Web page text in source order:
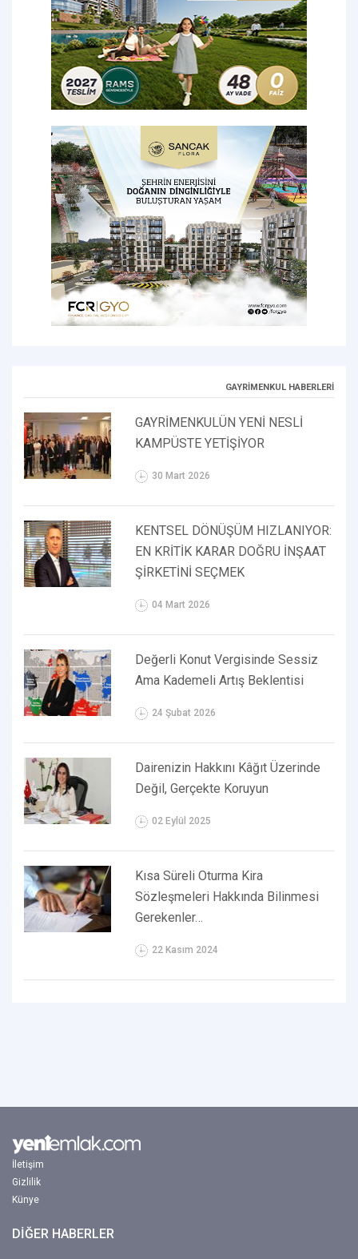
GAYRİMENKUL HABERLERİ
GAYRİMENKULÜN YENİ NESLİ
KAMPÜSTE YETİŞİYOR
30 Mart 2026
KENTSEL DÖNÜŞÜM HIZLANIYOR:
EN KRİTİK KARAR DOĞRU İNŞAAT
ŞİRKETİNİ SEÇMEK
04 Mart 2026
Değerli Konut Vergisinde Sessiz
Ama Kademeli Artış Beklentisi
24 Şubat 2026
Dairenizin Hakkını Kâğıt Üzerinde
Değil, Gerçekte Koruyun
02 Eylül 2025
Kısa Süreli Oturma Kira
Sözleşmeleri Hakkında Bilinmesi
Gerekenler…
22 Kasım 2024
İletişim
Gizlilik
Künye
DİĞER HABERLER